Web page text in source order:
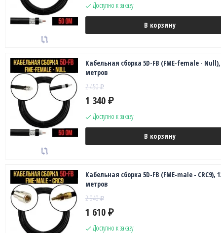
Доступно к заказу
В корзину
Кабельная сборка 5D-FB (FME-female - Null),
метров
2 450₽
1 340 ₽
Доступно к заказу
В корзину
Кабельная сборка 5D-FB (FME-male - CRC9),
метров
2 940₽
1 610 ₽
Доступно к заказу